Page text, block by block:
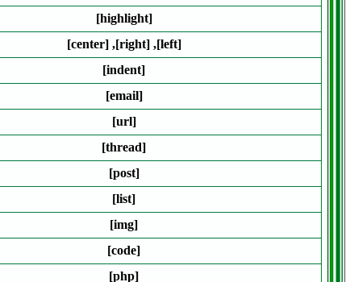
[highlight]
[left]
,
[right]
,
[center]
[indent]
[email]
[url]
[thread]
[post]
[list]
[img]
[code]
[php]